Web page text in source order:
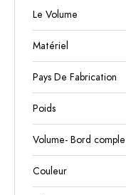
Le Volume
Matériel
Pays De Fabrication
Poids
Volume- Bord
Couleur